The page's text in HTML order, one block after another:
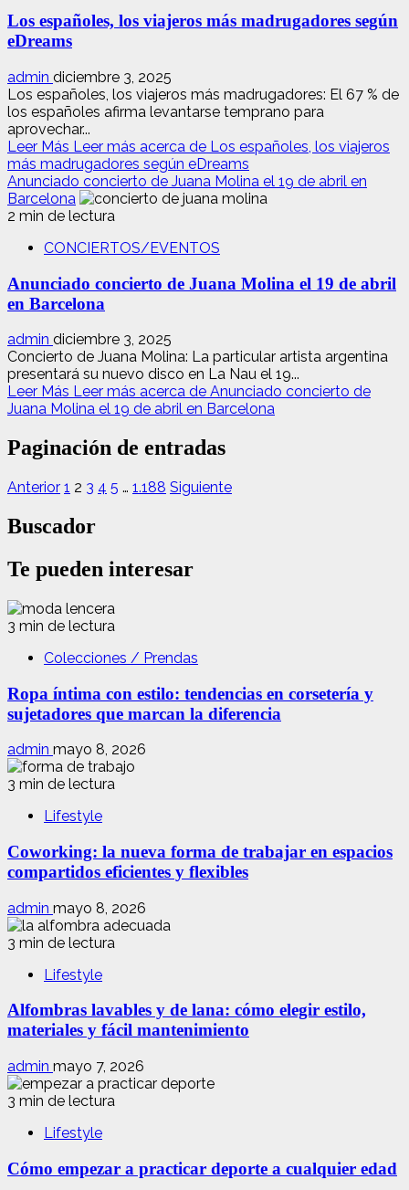
Los españoles, los viajeros más madrugadores según
eDreams
admin diciembre 3, 2025
Los españoles, los viajeros más madrugadores: El 67 % de
los españoles afirma levantarse temprano para
aprovechar...
Leer Más Leer más acerca de Los españoles, los viajeros
más madrugadores según eDreams
Anunciado concierto de Juana Molina el 19 de abril en
Barcelona
2 min de lectura
CONCIERTOS/EVENTOS
Anunciado concierto de Juana Molina el 19 de abril
en Barcelona
admin diciembre 3, 2025
Concierto de Juana Molina: La particular artista argentina
presentará su nuevo disco en La Nau el 19...
Leer Más Leer más acerca de Anunciado concierto de
Juana Molina el 19 de abril en Barcelona
Paginación de entradas
Anterior 1 2 3 4 5 … 1.188 Siguiente
Buscador
Te pueden interesar
3 min de lectura
Colecciones / Prendas
Ropa íntima con estilo: tendencias en corsetería y
sujetadores que marcan la diferencia
admin mayo 8, 2026
3 min de lectura
Lifestyle
Coworking: la nueva forma de trabajar en espacios
compartidos eficientes y flexibles
admin mayo 8, 2026
3 min de lectura
Lifestyle
Alfombras lavables y de lana: cómo elegir estilo,
materiales y fácil mantenimiento
admin mayo 7, 2026
3 min de lectura
Lifestyle
Cómo empezar a practicar deporte a cualquier edad